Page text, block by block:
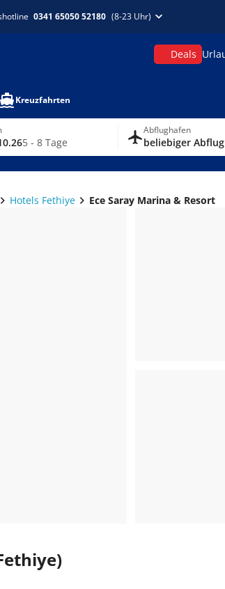
0341 65050 52180 (8-23 Uhr)
Deals
Kreuzfahrten
5 - 8 Tage
Abflughafen
beliebiger
Hotels Fethiye Ece Saray Marina & Resort